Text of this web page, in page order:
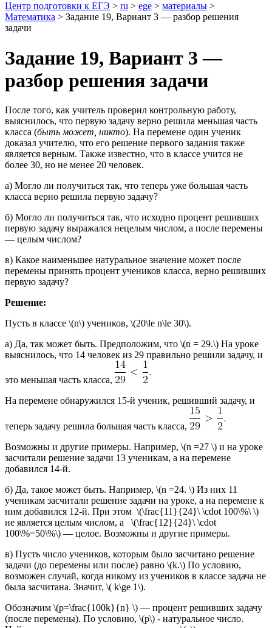
Центр подготовки к ЕГЭ > ru > ege > материалы >
Математика > Задание 19, Вариант 3 — разбор решения
задачи
Задание 19, Вариант 3 —
разбор решения задачи
После того, как учитель проверил контрольную работу,
выяснилось, что первую задачу верно решила меньшая часть
класса (быть может, никто). На перемене один ученик
доказал учителю, что его решение первого задания также
является верным. Также известно, что в классе учится не
более 30, но не менее 20 человек.
а) Могло ли получиться так, что теперь уже большая часть
класса верно решила первую задачу?
б) Могло ли получиться так, что исходно процент решивших
первую задачу выражался нецелым числом, а после перемены
— целым числом?
в) Какое наименьшее натуральное значение может после
перемены принять процент учеников класса, верно решивших
первую задачу?
Решение:
Пусть в классе \(n\) учеников, \(20\le n\le 30\).
а) Да, так может быть. Предположим, что \(n = 29.\) На уроке
выяснилось, что 14 человек из 29 правильно решили задачу, и
это меньшая часть класса,
На перемене обнаружился 15-й ученик, решивший задачу, и
теперь задачу решила большая часть класса,
Возможны и другие примеры. Например, \(n =27 \) и на уроке
засчитали решение задачи 13 ученикам, а на перемене
добавился 14-й.
б) Да, такое может быть. Например, \(n =24. \) Из них 11
ученикам засчитали решение задачи на уроке, а на перемене к
ним добавился 12-й. При этом \(\frac{11}{24}\ \cdot 100\%\ \)
не является целым числом, а \(\frac{12}{24}\ \cdot
100\%=50\%\) — целое. Возможны и другие примеры.
в) Пусть число учеников, которым было засчитано решение
задачи (до перемены или после) равно \(k.\) По условию,
возможен случай, когда никому из учеников в классе задача не
была засчитана. Значит, \( k\ge 1\).
Обозначим \(p=\frac{100k}{n} \) — процент решивших задачу
(после перемены). По условию, \(p\) - натуральное число.